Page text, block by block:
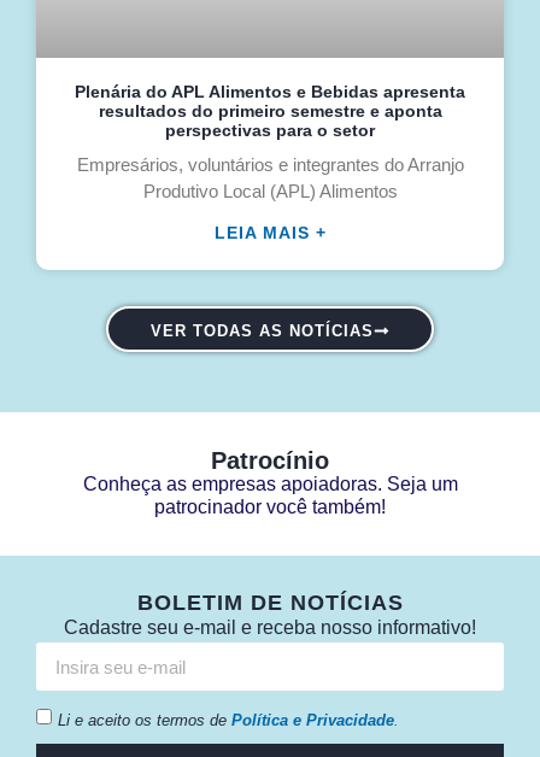
Plenária do APL Alimentos e Bebidas apresenta
resultados do primeiro semestre e aponta
perspectivas para o setor
Empresários, voluntários e integrantes do Arranjo
Produtivo Local (APL) Alimentos
LEIA MAIS +
VER TODAS AS NOTÍCIAS
Patrocínio
Conheça as empresas apoiadoras. Seja um
patrocinador você também!
BOLETIM DE NOTÍCIAS
Cadastre seu e-mail e receba nosso informativo!
Li e aceito os termos de Política e Privacidade